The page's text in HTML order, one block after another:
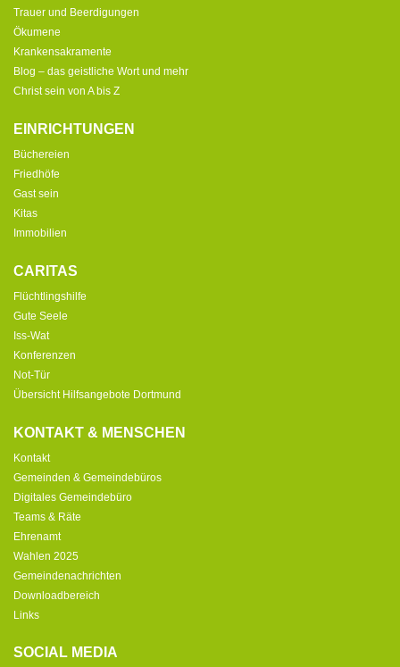
Trauer und Beerdigungen
Ökumene
Krankensakramente
Blog – das geistliche Wort und mehr
Christ sein von A bis Z
EINRICHTUNGEN
Büchereien
Friedhöfe
Gast sein
Kitas
Immobilien
CARITAS
Flüchtlingshilfe
Gute Seele
Iss-Wat
Konferenzen
Not-Tür
Übersicht Hilfsangebote Dortmund
KONTAKT & MENSCHEN
Kontakt
Gemeinden & Gemeindebüros
Digitales Gemeindebüro
Teams & Räte
Ehrenamt
Wahlen 2025
Gemeindenachrichten
Downloadbereich
Links
SOCIAL MEDIA